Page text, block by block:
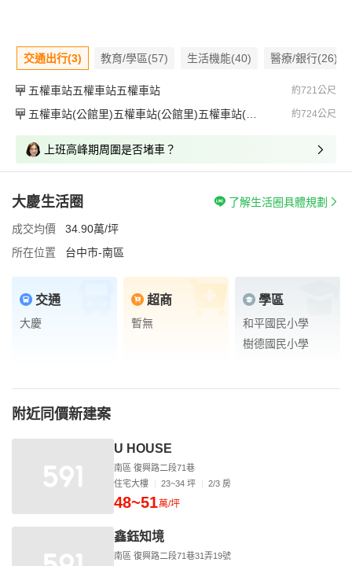
交通出行(3) 教育/學區(57) 生活機能(40) 醫療/銀行(26)
五權車站五權車站五權車站 約721公尺
五權車站(公館里)五權車站(公館里)五權車站(公館里) 約724公尺
上班高峰期周圍是否堵車？
大慶生活圈 了解生活圈具體規劃
成交均價
34.90萬/坪
所在位置
台中市-南區
交通
大慶
超商
暫無
學區
和平國民小學
樹德國民小學
附近同價新建案
U HOUSE
南區 復興路二段71巷
住宅大樓
23~34 坪 2/3 房
48~51萬/坪
鑫鈺知境
南區 復興路二段71巷31弄19號